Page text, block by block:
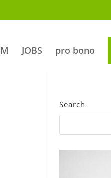
JOBS pro bono
Search